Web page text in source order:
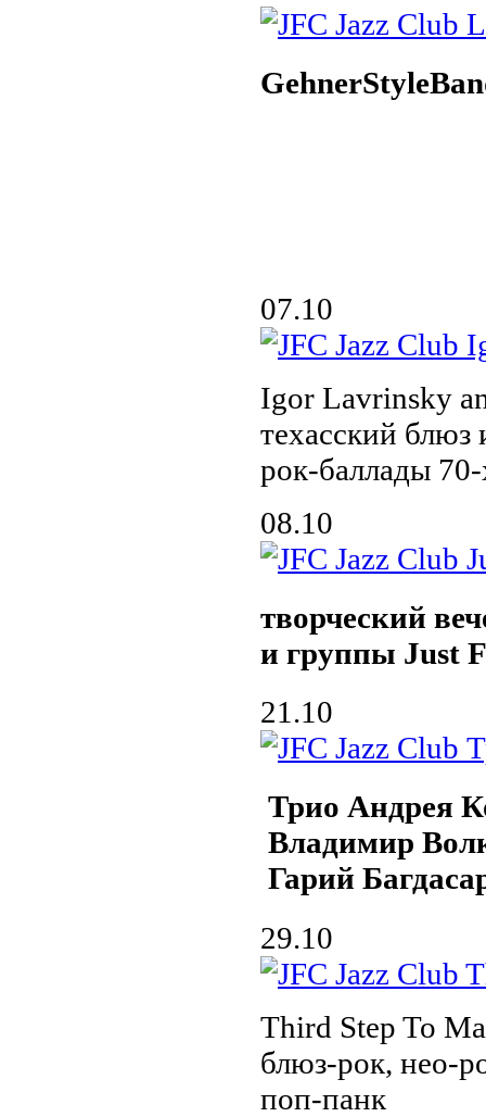
07.10
Igor Lavrinsky
техасский
рок-баллады
08.10
творческий
и группы Just
21.10
Трио Андрея
Владимир
Гарий
29.10
Third Step To
блюз-рок, нео-
поп-панк